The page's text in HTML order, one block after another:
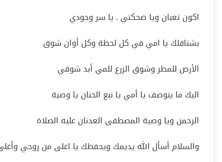
اكون تعبان ويا ضحكتي . يا سر وجودي
بشتاقلك يا امي في كل لحظة وكل أوان شوق
الأرض للمطر وشوق الزرع للمي أبد شوقي
اليك ما ينوصف يا أمي يا نبع الحنان يا وصية
الرحمن ويا وصية المصطفى العدنان عليه الصلاة
والسلام أسأل الله يديمك ويحفظك يا اغلى من روحي